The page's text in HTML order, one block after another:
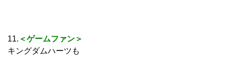
11. ＜ゲームファン＞
キングダムハーツも